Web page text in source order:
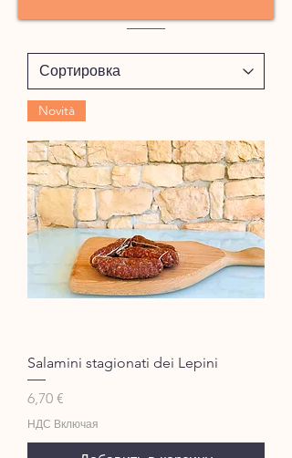
Novità
Salamini stagionati dei Lepini
Цена
6,70 €
НДС Включая